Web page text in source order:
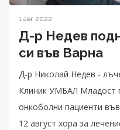
1 авг 2022
Д-р Недев
си във Варна
Д-р Николай Недев -
Клиник УМБАЛ Младост
онкоболни пациенти
12 август хора за